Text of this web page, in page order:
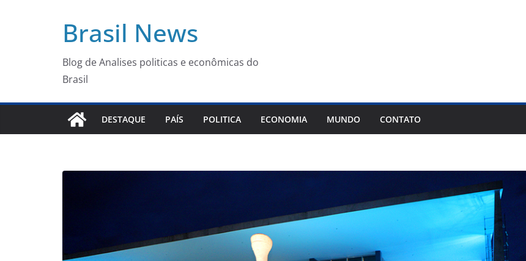
Brasil News
Blog de Analises politicas e econômicas do
Brasil
DESTAQUE PAÍS POLITICA ECONOMIA MUNDO CONTATO